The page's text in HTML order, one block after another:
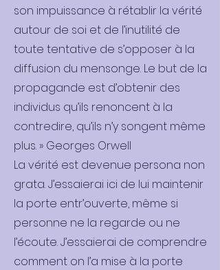
son impuissance à rétablir la vérité
autour de soi et de l’inutilité de
toute tentative de s’opposer à la
diffusion du mensonge. Le but de la
propagande est d’obtenir des
individus qu’ils renoncent à la
contredire, qu’ils n’y songent même
plus. » Georges Orwell
La vérité est devenue persona non
grata. J’essaierai ici de lui maintenir
la porte entr’ouverte, même si
personne ne la regarde ou ne
l’écoute. J’essaierai de comprendre
comment on l’a mise à la porte